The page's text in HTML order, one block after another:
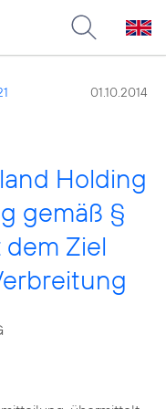
01.10.2014
Holding
gemäß §
dem Ziel